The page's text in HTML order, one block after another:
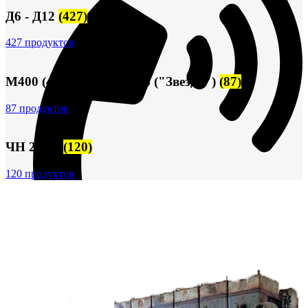
Д6 - Д12 (427)
427 продуктов
М400 (401), М500, М756 ("Звезда") (87)
87 продуктов
ЧН 25/34 (120)
120 продуктов